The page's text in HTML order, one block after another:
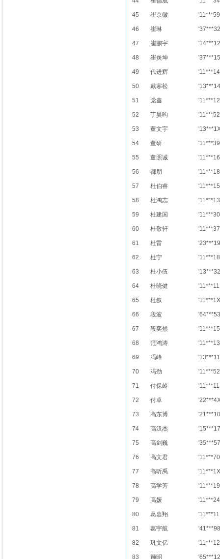
45 崔京徽 '11***59
46 崔琳 '37***32
47 崔鹏宇 '14***12
48 崔炎坤 '37***15
49 代进辉 '11***14
50 戴寒松 '13***14
51 党鑫 '11***12
52 丁昊昀 '11***52
53 董文宇
54 董研 '11***39
55 董照诚 '11***16
56 都朋 '11***18
57 杜伯睿 '11***15
58 杜鸿志 '11***13
59 杜建国 '11***30
60 杜敬轩 '11***37
61 杜雷 '23***19
62 杜宁 '11***18
63 杜小伍 '13***32
64 杜晓健 '11***11
65 杜叙 '11***1X
66 段波 '64***53
67 段奕然 '11***15
68 范鸿涛 '11***13
69 冯峰 '13***11
70 冯劲 '11***52
71 付保岭 '11***11
72 付卓
73 高东博 '21***10
74 高汉杰 '15***17
75 高剑巍 '35***57
76 高文君 '11***70
77 高昕禹 '11***1X
78 高学芳 '11***19
79 高媛 '11***24
80 葛嘉翔 '11***11
81 葛宇航 '41***98
82 巩文亿 '11***12
83 顾昭 '65***12